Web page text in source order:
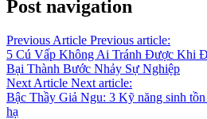
Post navigation
Previous Article Previous article:
5 Cú Vấp Không Ai Tránh Được Khi
Bại Thành Bước Nhảy Sự Nghiệp
Next Article Next article:
Bậc Thầy Giả Ngu: 3 Kỹ năng sinh
hạ